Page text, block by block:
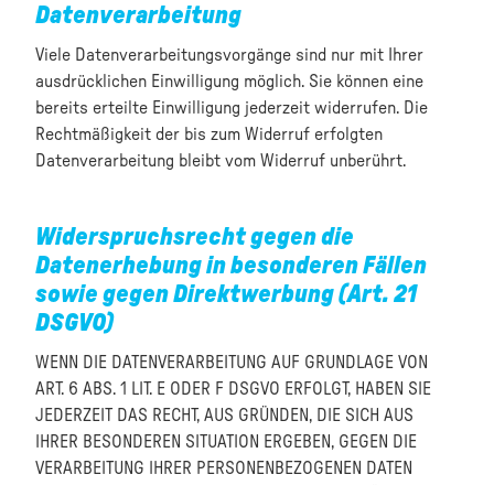
Datenverarbeitung
Viele Datenverarbeitungsvorgänge sind nur mit Ihrer
ausdrücklichen Einwilligung möglich. Sie können eine
bereits erteilte Einwilligung jederzeit widerrufen. Die
Rechtmäßigkeit der bis zum Widerruf erfolgten
Datenverarbeitung bleibt vom Widerruf unberührt.
Widerspruchsrecht gegen die
Datenerhebung in besonderen Fällen
sowie gegen Direktwerbung (Art. 21
DSGVO)
WENN DIE DATENVERARBEITUNG AUF GRUNDLAGE VON
ART. 6 ABS. 1 LIT. E ODER F DSGVO ERFOLGT, HABEN SIE
JEDERZEIT DAS RECHT, AUS GRÜNDEN, DIE SICH AUS
IHRER BESONDEREN SITUATION ERGEBEN, GEGEN DIE
VERARBEITUNG IHRER PERSONENBEZOGENEN DATEN